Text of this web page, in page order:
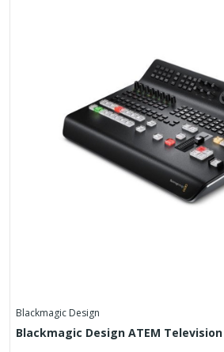
Blackmagic Design
Blackmagic Design ATEM